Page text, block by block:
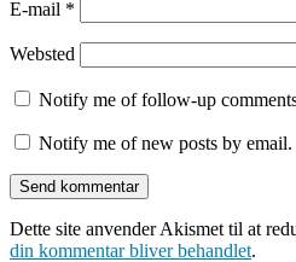
E-mail *
Websted
Notify me of follow-up
Notify me of new posts by email.
Dette site anvender Akismet til at
din kommentar bliver behandlet.